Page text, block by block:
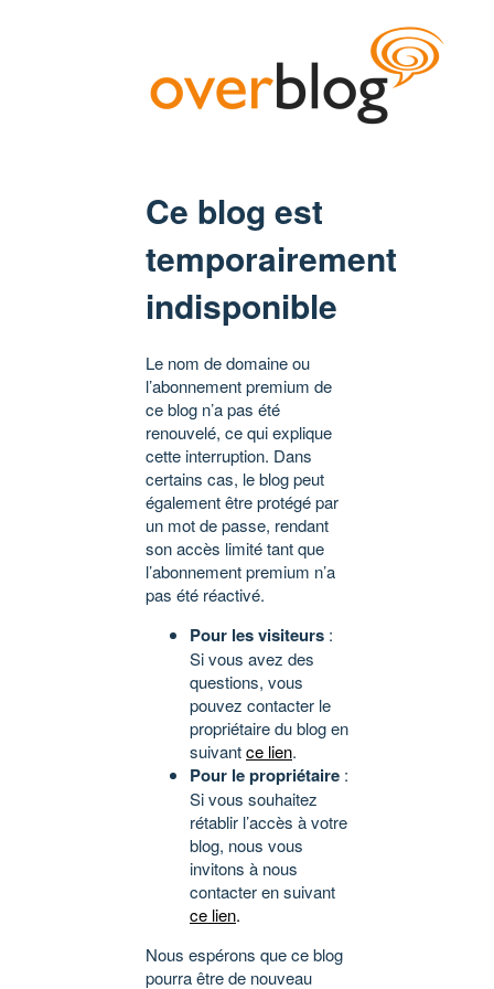
Ce blog est
temporairement
indisponible
Le nom de domaine ou
l’abonnement premium de
ce blog n’a pas été
renouvelé, ce qui explique
cette interruption. Dans
certains cas, le blog peut
également être protégé par
un mot de passe, rendant
son accès limité tant que
l’abonnement premium n’a
pas été réactivé.
Pour les visiteurs :
Si vous avez des
questions, vous
pouvez contacter le
propriétaire du blog en
suivantce lien.
Pour le propriétaire :
Si vous souhaitez
rétablir l’accès à votre
blog, nous vous
invitons à nous
contacter en suivant
ce lien.
Nous espérons que ce blog
pourra être de nouveau